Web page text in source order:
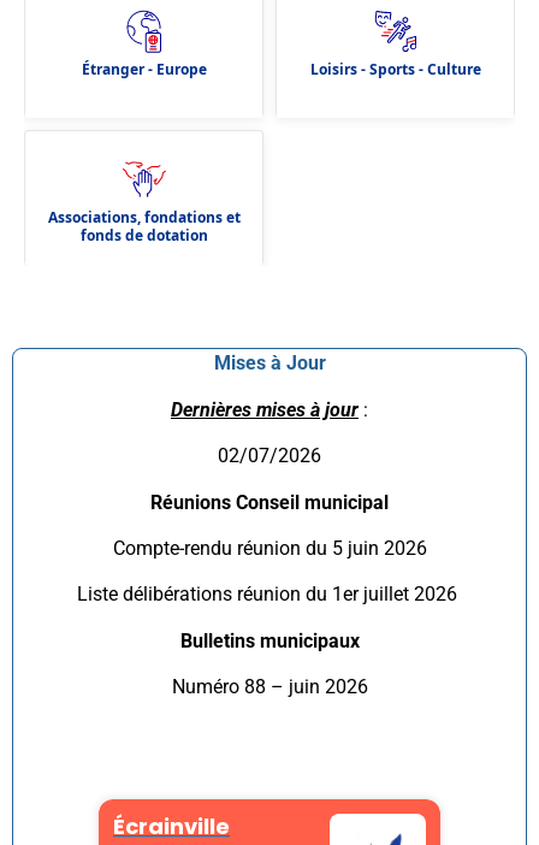
Mises à Jour
Dernières mises à jour :
02/07/2026
Réunions Conseil municipal
Compte-rendu réunion du 5 juin 2026
Liste délibérations réunion du 1er juillet 2026
Bulletins municipaux
Numéro 88 – juin 2026
Étranger - Europe Loisirs - Sports - Culture
Associations, fondations et
fonds de dotation